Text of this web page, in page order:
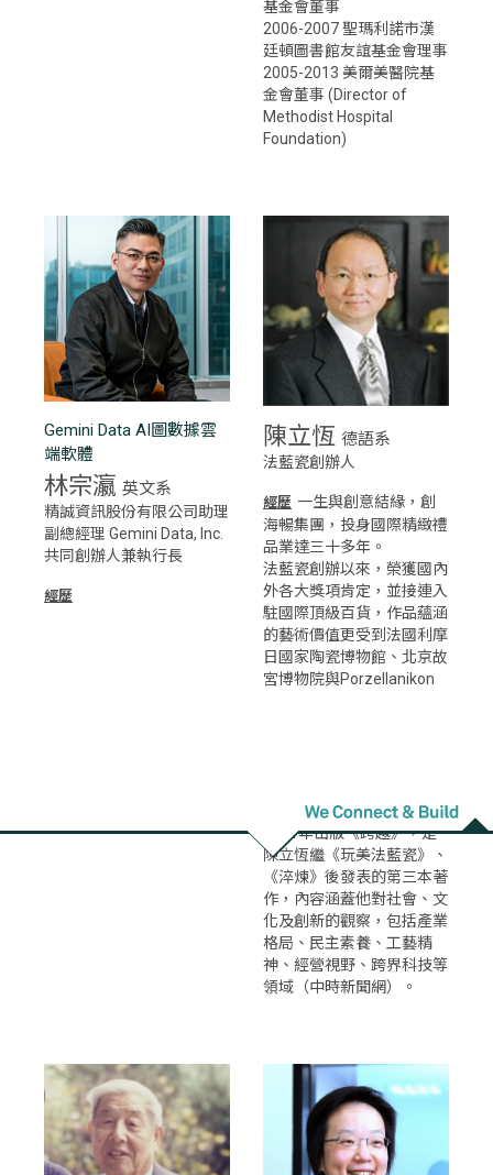
基金會董事
2006-2007 聖瑪利諾市漢
廷頓圖書館友誼基金會理事
2005-2013 美爾美醫院基
金會董事 (Director of
Methodist Hospital
Foundation)
Gemini Data AI圖數據雲
端軟體
林宗瀛 英文系
精誠資訊股份有限公司助理
副總經理 Gemini Data, Inc.
共同創辦人兼執行長
經歷
陳立恆 德語系
法藍瓷創辦人
經歷 一生與創意結緣，創
海暢集團，投身國際精緻禮
品業達三十多年。
法藍瓷創辦以來，榮獲國內
外各大獎項肯定，並接連入
駐國際頂級百貨，作品蘊涵
的藝術價值更受到法國利摩
日國家陶瓷博物館、北京故
宮博物院與Porzellanikon
新獎」。
2021年出版《跨越》，是
陳立恆繼《玩美法藍瓷》、
《淬煉》後發表的第三本著
作，內容涵蓋他對社會、文
化及創新的觀察，包括產業
格局、民主素養、工藝精
神、經營視野、跨界科技等
領域（中時新聞網）。